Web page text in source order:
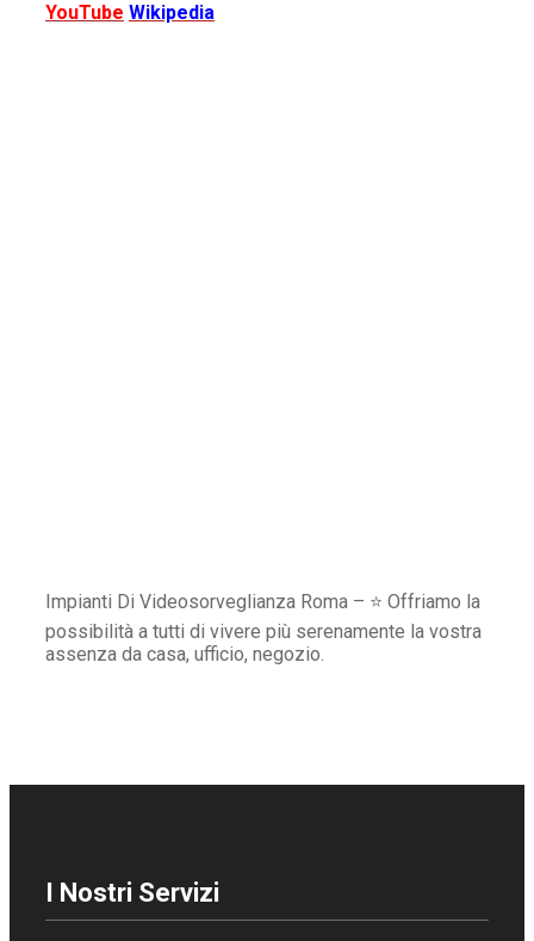
YouTube Wikipedia
Impianti Di Videosorveglianza Roma – ⭐ Offriamo la
possibilità a tutti di vivere più serenamente la vostra
assenza da casa, ufficio, negozio.
I Nostri Servizi